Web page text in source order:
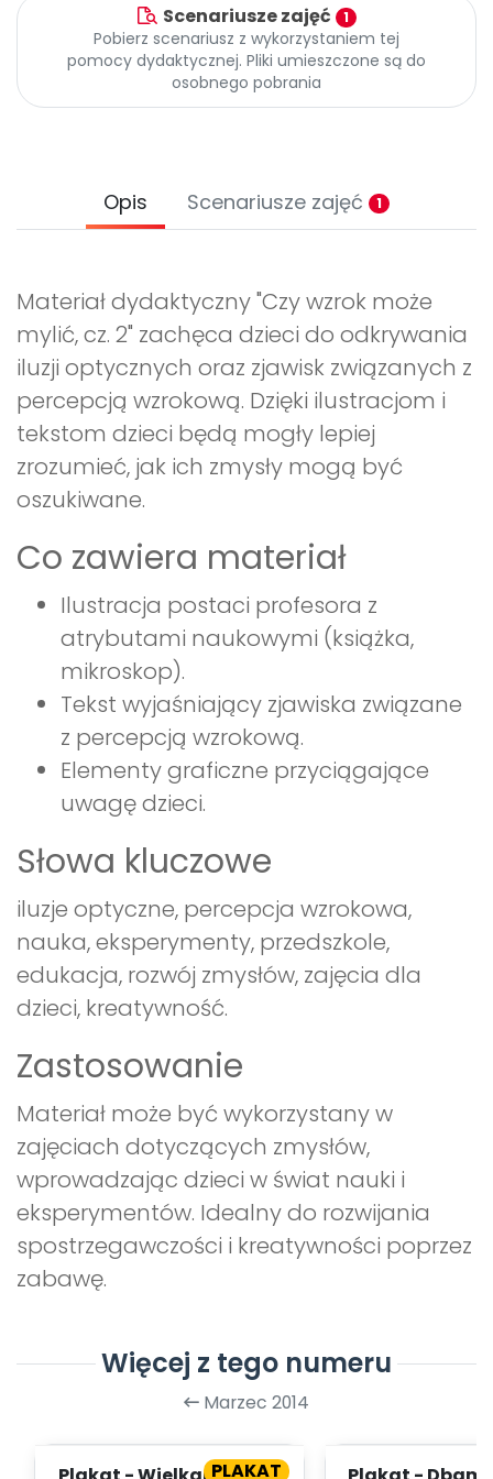
Archiwalne numery
Pomoc
Promocje
Scenariusze zajęć 1
Pobierz scenariusz z wykorzystaniem tej
pomocy dydaktycznej. Pliki umieszczone są do
osobnego pobrania
Opis Scenariusze zajęć 1
Materiał dydaktyczny "Czy wzrok może
mylić, cz. 2" zachęca dzieci do odkrywania
iluzji optycznych oraz zjawisk związanych z
percepcją wzrokową. Dzięki ilustracjom i
tekstom dzieci będą mogły lepiej
zrozumieć, jak ich zmysły mogą być
oszukiwane.
Co zawiera materiał
Ilustracja postaci profesora z
atrybutami naukowymi (książka,
mikroskop).
Tekst wyjaśniający zjawiska związane
z percepcją wzrokową.
Elementy graficzne przyciągające
uwagę dzieci.
Słowa kluczowe
iluzje optyczne, percepcja wzrokowa,
nauka, eksperymenty, przedszkole,
edukacja, rozwój zmysłów, zajęcia dla
dzieci, kreatywność.
Zastosowanie
Materiał może być wykorzystany w
zajęciach dotyczących zmysłów,
wprowadzając dzieci w świat nauki i
eksperymentów. Idealny do rozwijania
spostrzegawczości i kreatywności poprzez
zabawę.
Więcej z tego numeru
Marzec 2014
PLAKAT